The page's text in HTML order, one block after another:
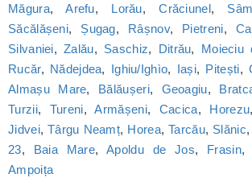
Măgura,Arefu, Lorău,Crăciunel,
Săcălășeni, Șugag, Râșnov, Pietreni,
Silvaniei,Zalău, Saschiz, Ditrău, Moieciu
Rucăr, Nădejdea, Ighiu/Ighìo, Iași, Pitești,
Almașu Mare, Bălăușeri, Geoagiu,
Turzii, Tureni,Armășeni, Cacica, Horezu
Jidvei,Târgu Neamț, Horea,Tarcău, Slănic
23, Baia Mare,Apoldu de Jos, Frasin,
Ampoița